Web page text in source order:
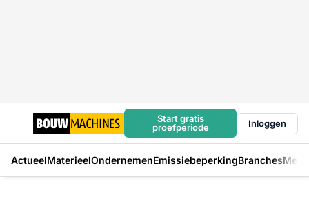
Start gratis
proefperiode
Inloggen
ActueelMaterieelOndernemenEmissiebeperkingBranches